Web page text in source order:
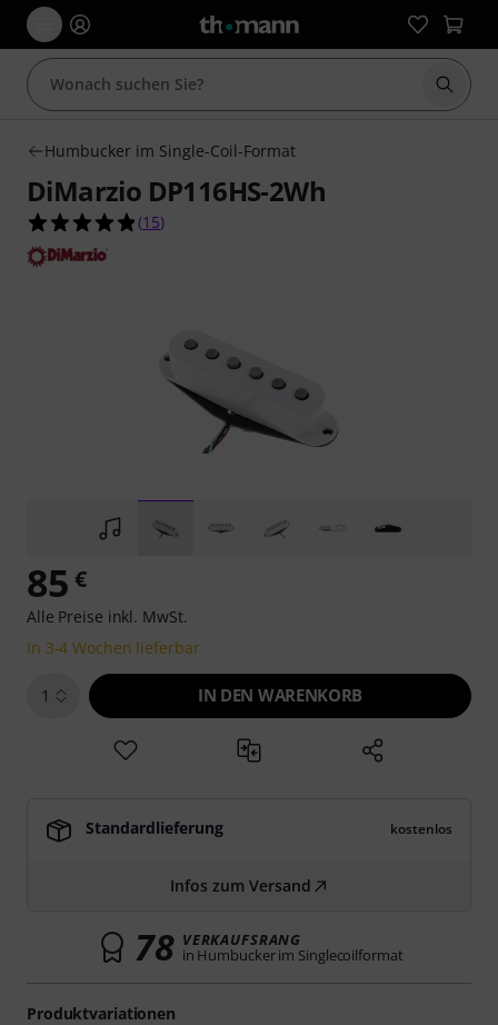
Suche
Humbucker im Single-Coil-Format
DiMarzio DP116HS-2Wh
4.9 von 5 Sternen aus 15 Kundenbewertungen
(15)
Produktvariationen
85 €
Alle Preise inkl. MwSt.
In 3-4 Wochen lieferbar
1 IN DEN WARENKORB
Standardlieferung kostenlos
Infos zum Versand
78 VERKAUFSRANG
in Humbucker im Singlecoilformat